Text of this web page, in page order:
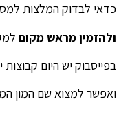
כדאי לבדוק המלצות
ולהזמין מראש מקום
בפייסבוק יש היום
ואפשר למצוא שם המון